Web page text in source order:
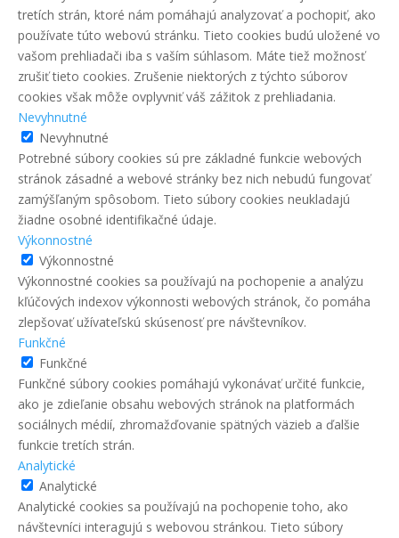
tretích strán, ktoré nám pomáhajú analyzovať a pochopiť, ako
používate túto webovú stránku. Tieto cookies budú uložené vo
vašom prehliadači iba s vaším súhlasom. Máte tiež možnosť
zrušiť tieto cookies. Zrušenie niektorých z týchto súborov
cookies však môže ovplyvniť váš zážitok z prehliadania.
Nevyhnutné
Nevyhnutné
Potrebné súbory cookies sú pre základné funkcie webových
stránok zásadné a webové stránky bez nich nebudú fungovať
zamýšľaným spôsobom. Tieto súbory cookies neukladajú
žiadne osobné identifikačné údaje.
Výkonnostné
Výkonnostné
Výkonnostné cookies sa používajú na pochopenie a analýzu
kľúčových indexov výkonnosti webových stránok, čo pomáha
zlepšovať užívateľskú skúsenosť pre návštevníkov.
Funkčné
Funkčné
Funkčné súbory cookies pomáhajú vykonávať určité funkcie,
ako je zdieľanie obsahu webových stránok na platformách
sociálnych médií, zhromažďovanie spätných väzieb a ďalšie
funkcie tretích strán.
Analytické
Analytické
Analytické cookies sa používajú na pochopenie toho, ako
návštevníci interagujú s webovou stránkou. Tieto súbory